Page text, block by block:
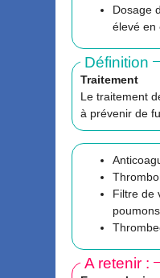
Dosage
élevé en
Définition
Traitement
Le traitement
à prévenir de
Filtre de
poumons
A retenir :